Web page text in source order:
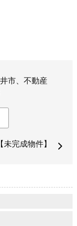
市、不動産
完成物件】